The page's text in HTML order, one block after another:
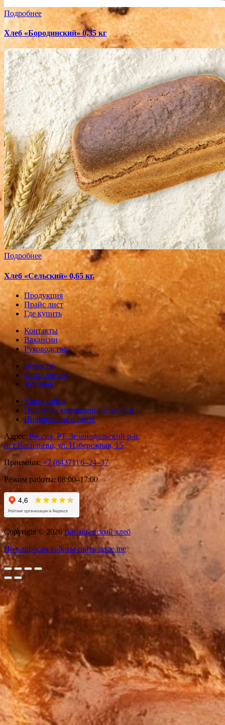
Подробнее
Хлеб «Бородинский» 0,35 кг
Подробнее
Хлеб «Сельский» 0,65 кг.
Продукция
Прайс лист
Где купить
Контакты
Вакансии
Руководство
Новости
Фотогалерея
История
Карта сайта
Политика конфиденциальности
Информация о сайте
Адрес: Россия, РТ, Зеленодольский р-н,
пгт Васильево, ул. Набережная, 15
Приемная: +7 (84371) 6‒24‒37
Режим работы: 08:00–17:00
Copyright © 2026 Васильевский хлеб
По вопросам работы сайта insite.me